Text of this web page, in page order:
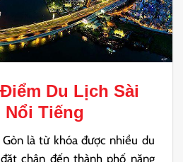
Du Lịch Sài
Nổi Tiếng
là từ khóa được nhiều du
chân đến thành phố năng